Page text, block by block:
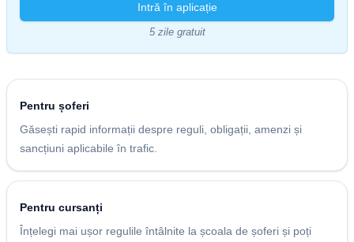
Intră în aplicație
5 zile gratuit
Pentru șoferi
Găsești rapid informații despre reguli, obligații, amenzi și
sancțiuni aplicabile în trafic.
Pentru cursanți
Înțelegi mai ușor regulile întâlnite la școala de șoferi și poți